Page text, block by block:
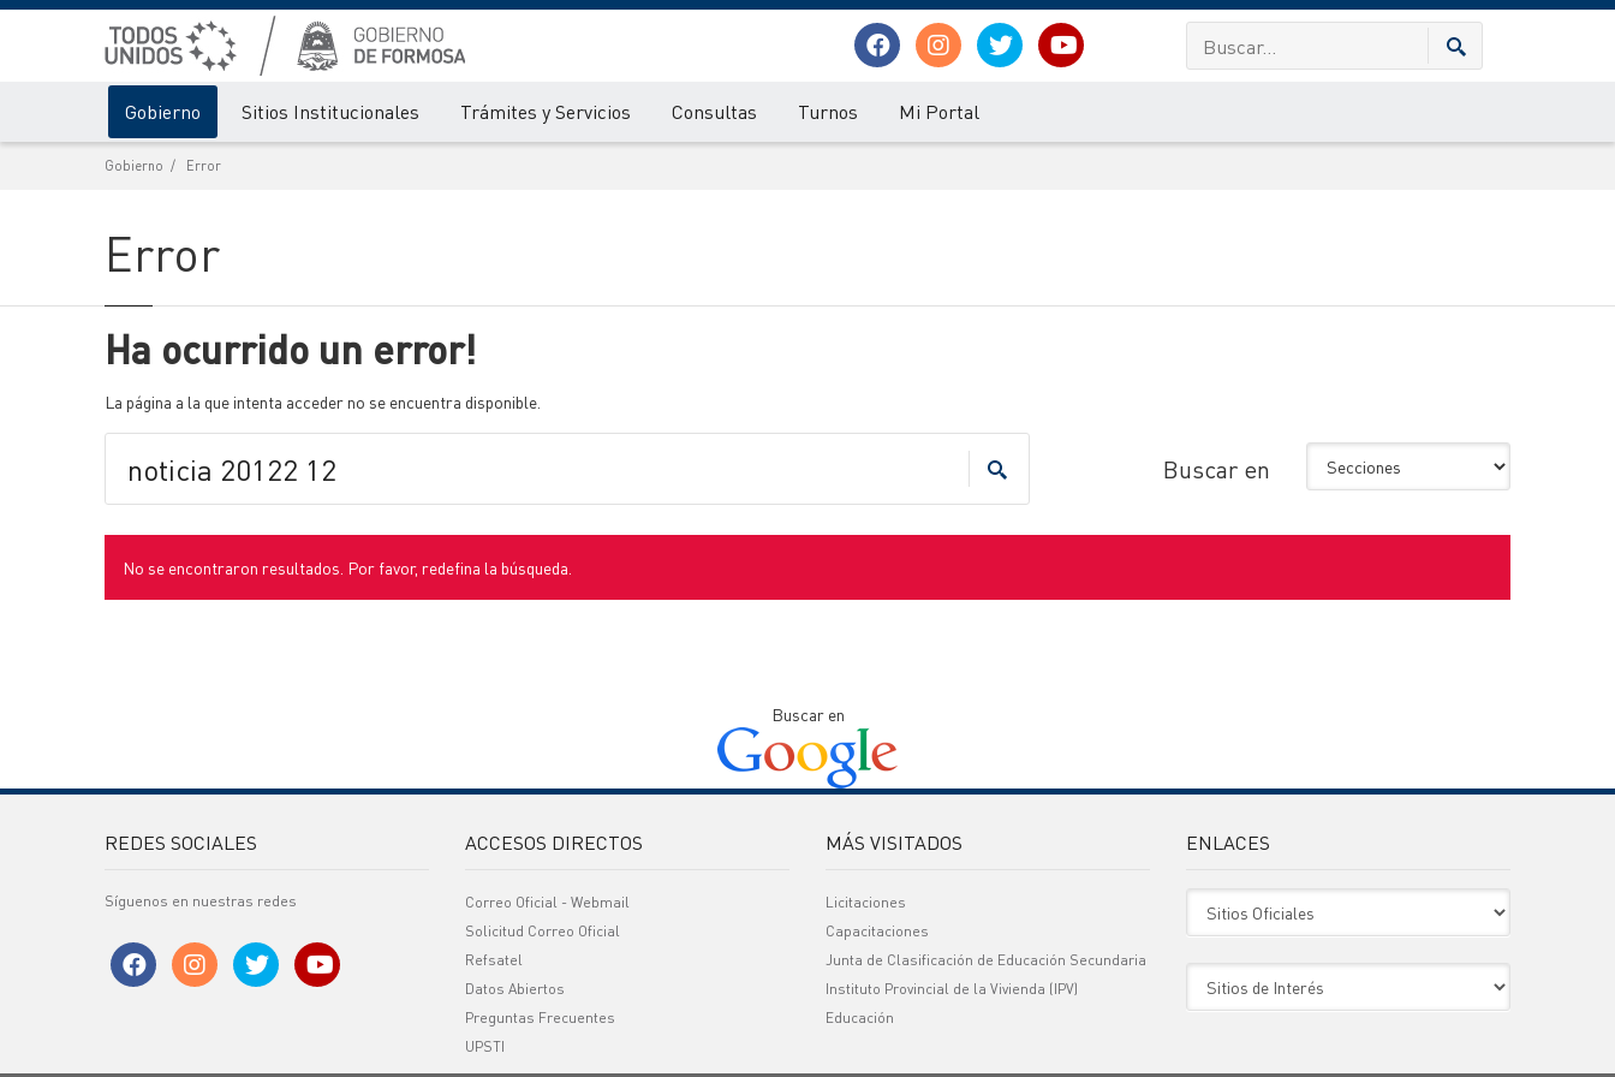
Gobierno Sitios Institucionales Trámites y Servicios Consultas Turnos Mi Portal
Gobierno Error
Error
Ha ocurrido un error!
La página a la que intenta acceder no se encuentra disponible.
Buscar en
No se encontraron resultados. Por favor, redefina la búsqueda.
Buscar en
REDES SOCIALES
Síguenos en nuestras redes
ACCESOS DIRECTOS
Correo Oficial - Webmail
Solicitud Correo Oficial
Refsatel
Datos Abiertos
Preguntas Frecuentes
UPSTI
MÁS VISITADOS
Licitaciones
Capacitaciones
Junta de Clasificación de Educación Secundaria
Instituto Provincial de la Vivienda (IPV)
Educación
ENLACES